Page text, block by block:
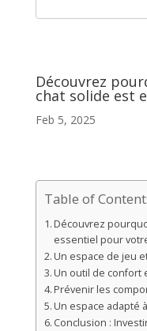
Découvrez
chat solide est
Feb 5, 2025
Table of
Découvrez
essentiel pour
Un espace de jeu
Un outil de confort
Prévenir les
Un espace adapté
Conclusion :